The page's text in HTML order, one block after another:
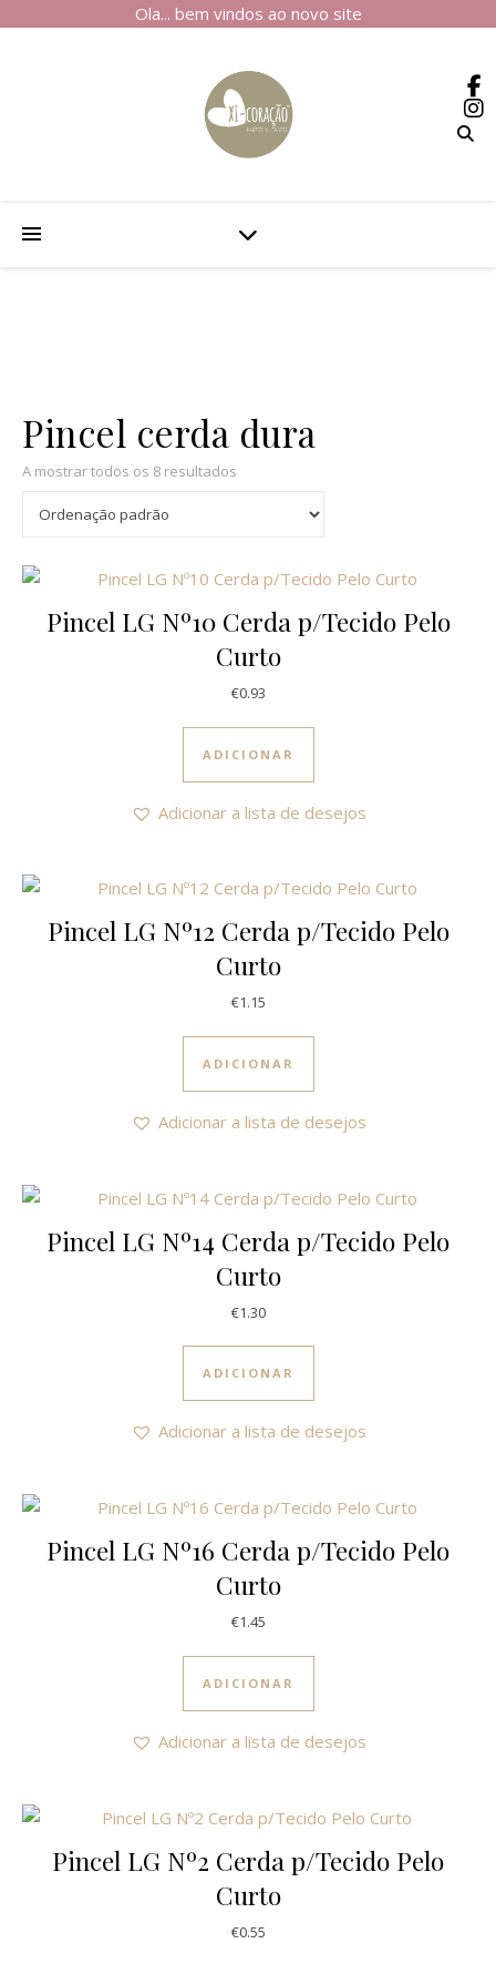
Ola... bem vindos ao novo site
Pincel cerda dura
A mostrar todos os 8 resultados
Pincel LG Nº10 Cerda p/Tecido Pelo
Curto
€0.93
ADICIONAR
Adicionar a lista de desejos
Pincel LG Nº12 Cerda p/Tecido Pelo
Curto
€1.15
ADICIONAR
Adicionar a lista de desejos
Pincel LG Nº14 Cerda p/Tecido Pelo
Curto
€1.30
ADICIONAR
Adicionar a lista de desejos
Pincel LG Nº16 Cerda p/Tecido Pelo
Curto
€1.45
ADICIONAR
Adicionar a lista de desejos
Pincel LG Nº2 Cerda p/Tecido Pelo
Curto
€0.55